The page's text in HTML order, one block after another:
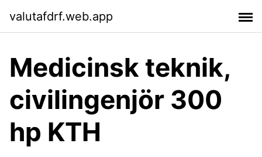
valutafdrf.web.app
Medicinsk teknik,
civilingenjör 300
hp KTH